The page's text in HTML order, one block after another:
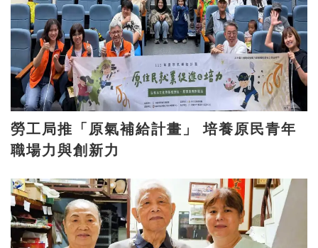
勞工局推「原氣補給計畫」 培養原民青年
職場力與創新力